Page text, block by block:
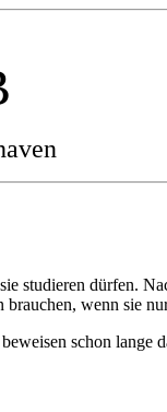
dürfen.
wenn sie
schon lange